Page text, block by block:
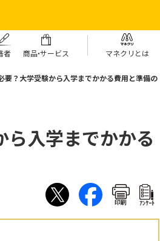
者 商品・サービス マネクリとは
要？大学受験から入学までかかる費用と準備の
入学までかかる
印刷 ｱﾝｹｰﾄ